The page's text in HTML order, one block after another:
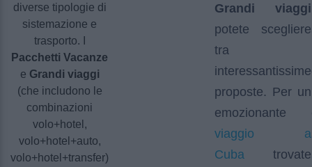
diverse tipologie di
sistemazione e
trasporto. I
Pacchetti Vacanze
e Grandi viaggi
(che includono le
combinazioni
volo+hotel,
volo+hotel+auto,
volo+hotel+transfer)
Grandi viaggi
potete scegliere
tra
interessantissime
proposte. Per un
emozionante
viaggio a
Cuba trovate